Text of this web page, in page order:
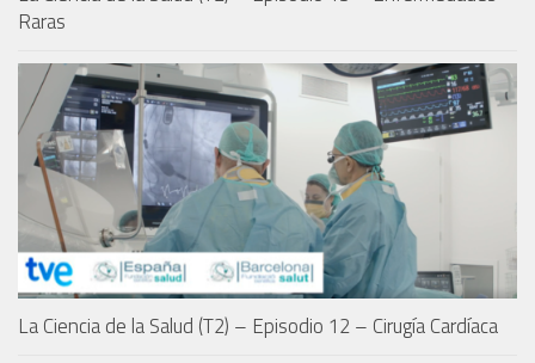
Raras
La Ciencia de la Salud (T2) – Episodio 12 – Cirugía Cardíaca